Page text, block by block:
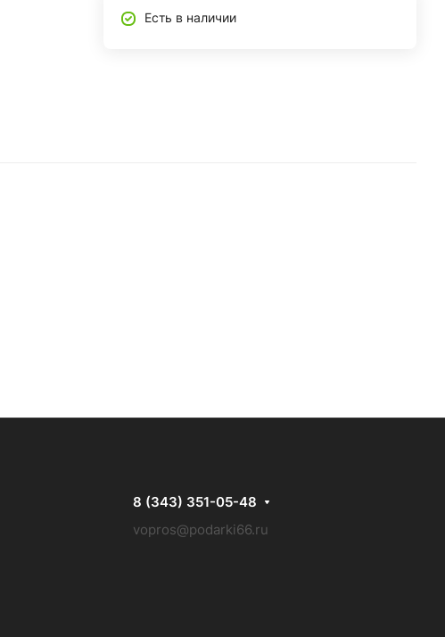
Есть в наличии
8 (343) 351-05-48
vopros@podarki66.ru